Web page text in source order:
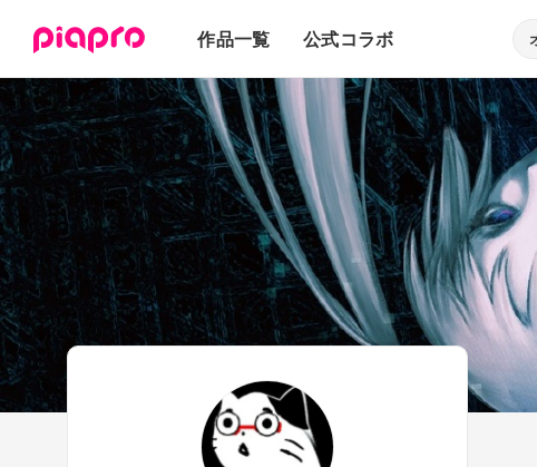
作品一覧
3Dモデル
公式コラボ